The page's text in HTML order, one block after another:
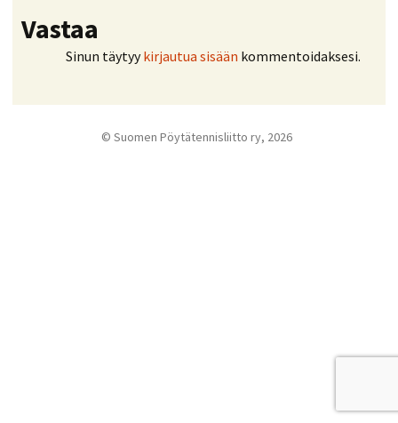
Vastaa
Sinun täytyykirjautua sisään kommentoidaksesi.
© Suomen Pöytätennisliitto ry, 2026